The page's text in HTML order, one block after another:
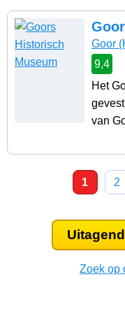
Goor
9,4
Het
van
1 2
Zoek op